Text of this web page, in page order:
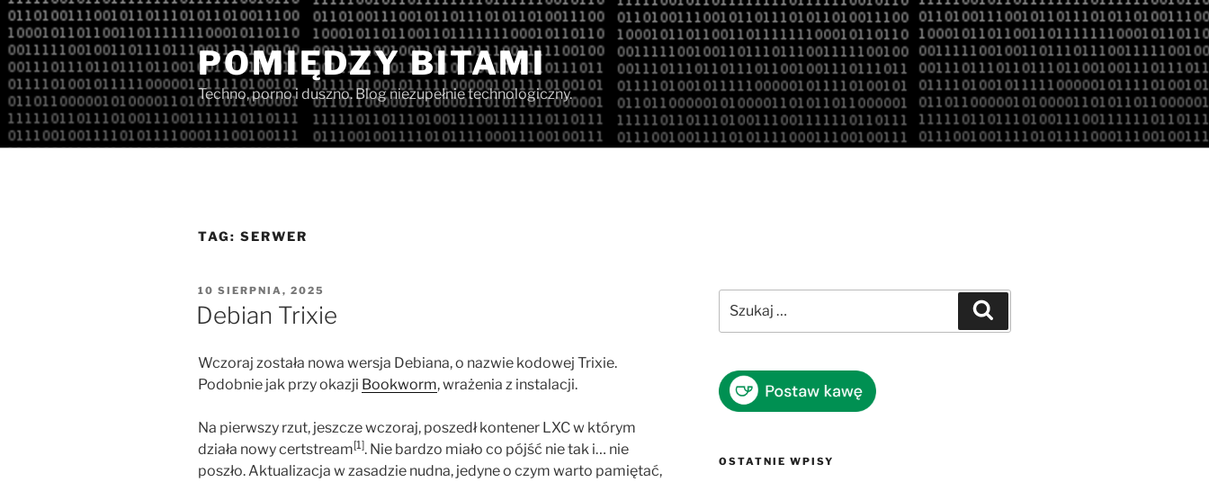
Przejdź
do
treści
POMIĘDZY BITAMI
Techno, porno i duszno. Blog niezupełnie technologiczny.
TAG: SERWER
OPUBLIKOWANE
W
10 SIERPNIA, 2025
Debian Trixie
Wczoraj została nowa wersja Debiana, o nazwie kodowej Trixie.
Podobnie jak przy okazji Bookworm, wrażenia z instalacji.
Na pierwszy rzut, jeszcze wczoraj, poszedł kontener LXC w którym
działa nowy certstream[1]. Nie bardzo miało co pójść nie tak i… nie
poszło. Aktualizacja w zasadzie nudna, jedyne o czym warto pamiętać,
OSTATNIE WPISY